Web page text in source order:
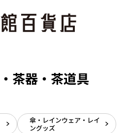
茶器・茶道具
傘・レインウェア・レイ
ングッズ